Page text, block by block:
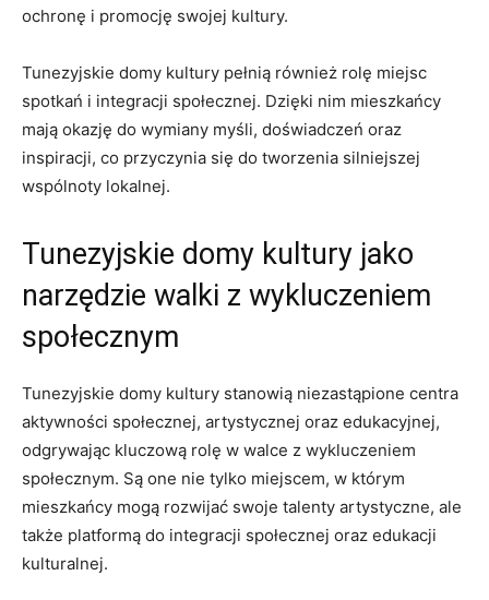
ochronę i promocję swojej kultury.
Tunezyjskie domy kultury pełnią również rolę miejsc
spotkań i integracji społecznej. Dzięki nim mieszkańcy
mają okazję do wymiany myśli, doświadczeń oraz
‍inspiracji, co przyczynia się do tworzenia silniejszej
wspólnoty lokalnej.
Tunezyjskie domy kultury jako
narzędzie walki ⁤z wykluczeniem
społecznym
Tunezyjskie domy kultury stanowią ​niezastąpione centra
aktywności społecznej, artystycznej oraz edukacyjnej,
odgrywając kluczową rolę w walce z wykluczeniem
społecznym. Są ‍one nie tylko miejscem, w którym
mieszkańcy mogą rozwijać swoje talenty artystyczne, ale
także platformą do integracji społecznej oraz edukacji
kulturalnej.